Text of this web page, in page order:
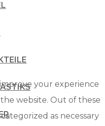
your experience
website. Out of these
as necessary